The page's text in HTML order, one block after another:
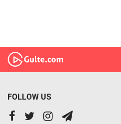
FOLLOW US